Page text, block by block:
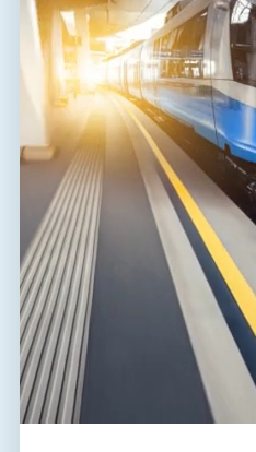
NEUIGKEITEN 21. 08. 2024
ICLP 2024
Wir freuen uns auf Ihren Besuch
Blitzschutztagung, die vom 1. bis 7.
SALTEK wird hier in...